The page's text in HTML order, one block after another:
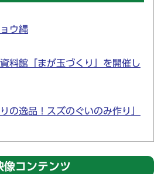
ウ縄
料館「まが玉づくり」を開催し
の逸品！スズのぐいのみ作り」
像コンテンツ